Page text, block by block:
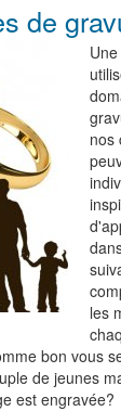
de
nos
les
bon vous
de jeunes
est engravée?